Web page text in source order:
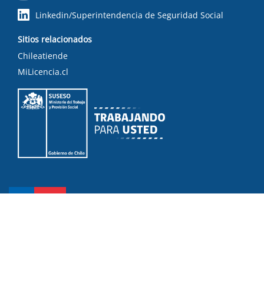
Linkedin/Superintendencia de Seguridad Social
Sitios relacionados
Chileatiende
MiLicencia.cl